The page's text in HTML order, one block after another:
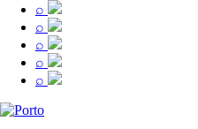
⌕
⌕
⌕
⌕
⌕